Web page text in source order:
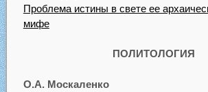
Проблема истины в свете ее
мифе
ПОЛИТОЛОГИЯ
О.А. Москаленко